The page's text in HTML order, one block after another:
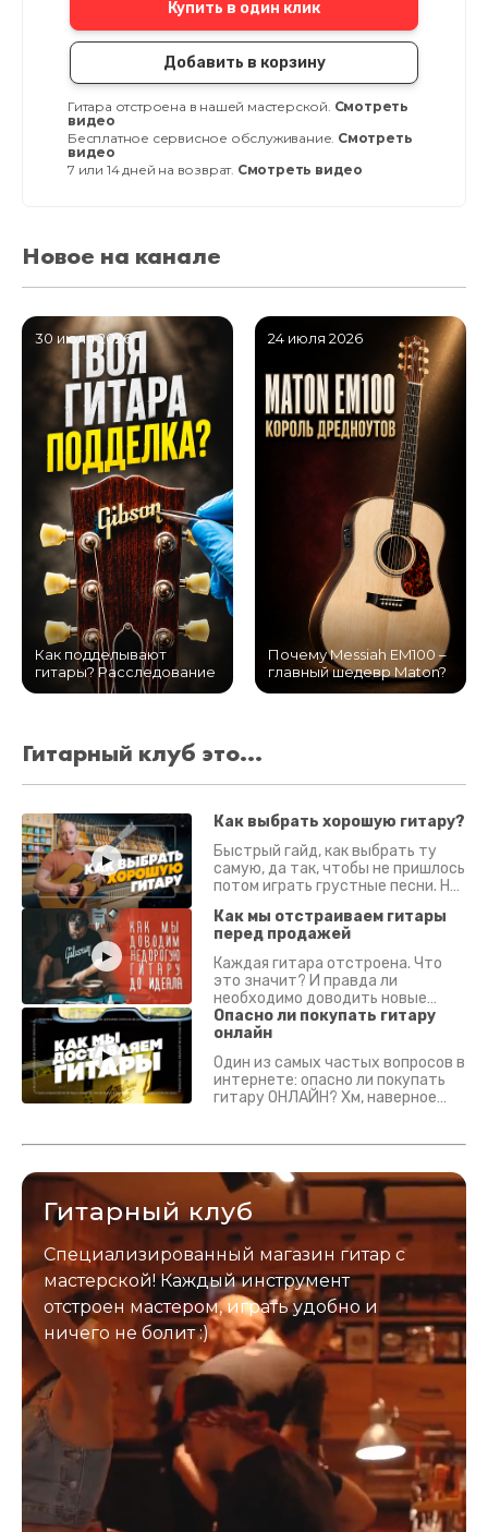
Купить в один клик
Добавить в корзину
Гитара отстроена в нашей мастерской. Смотреть
видео
Бесплатное сервисное обслуживание. Смотреть
видео
7 или 14 дней на возврат. Смотреть видео
Новое на канале
30 июля 2026
Как подделывают
гитары? Расследование
24 июля 2026
Почему Messiah EM100 –
главный шедевр Maton?
Гитарный клуб это...
Как выбрать хорошую гитару?
Быстрый гайд, как выбрать ту
самую, да так, чтобы не пришлось
потом играть грустные песни. На
Как мы отстраиваем гитары
перед продажей
Каждая гитара отстроена. Что
это значит? И правда ли
необходимо доводить новые
гитары? Если кратко - да.
Подробно - в видео :)
Опасно ли покупать гитару
онлайн
Один из самых частых вопросов в
интернете: опасно ли покупать
гитару ОНЛАЙН? Хм, наверное
застрахован. Случись что -
Гитарный клуб
Специализированный магазин гитар с
мастерской! Каждый инструмент
отстроен мастером, играть удобно и
ничего не болит :)